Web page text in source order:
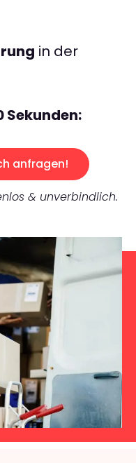
in der
Sekunden:
anfragen!
& unverbindlich.